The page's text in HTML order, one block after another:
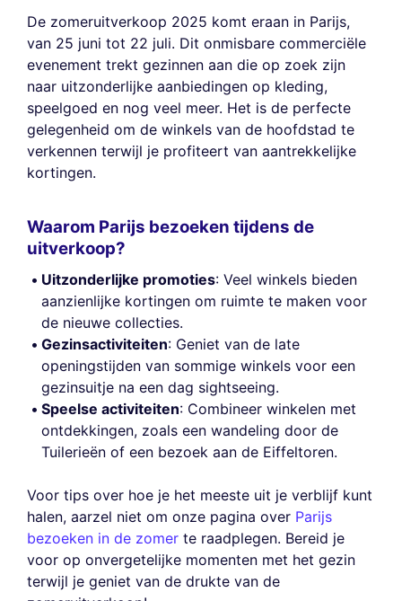
De zomeruitverkoop 2025 komt eraan in Parijs,
van 25 juni tot 22 juli. Dit onmisbare commerciële
evenement trekt gezinnen aan die op zoek zijn
naar uitzonderlijke aanbiedingen op kleding,
speelgoed en nog veel meer. Het is de perfecte
gelegenheid om de winkels van de hoofdstad te
verkennen terwijl je profiteert van aantrekkelijke
kortingen.
Waarom Parijs bezoeken tijdens de
uitverkoop?
Uitzonderlijke promoties: Veel winkels bieden
aanzienlijke kortingen om ruimte te maken voor
de nieuwe collecties.
Gezinsactiviteiten: Geniet van de late
openingstijden van sommige winkels voor een
gezinsuitje na een dag sightseeing.
Speelse activiteiten: Combineer winkelen met
ontdekkingen, zoals een wandeling door de
Tuilerieën of een bezoek aan de Eiffeltoren.
Voor tips over hoe je het meeste uit je verblijf kunt
halen, aarzel niet om onze pagina over Parijs
bezoeken in de zomer te raadplegen. Bereid je
voor op onvergetelijke momenten met het gezin
terwijl je geniet van de drukte van de